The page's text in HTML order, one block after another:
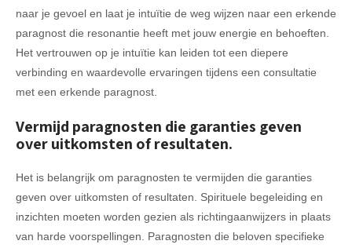
naar je gevoel en laat je intuïtie de weg wijzen naar een erkende
paragnost die resonantie heeft met jouw energie en behoeften.
Het vertrouwen op je intuïtie kan leiden tot een diepere
verbinding en waardevolle ervaringen tijdens een consultatie
met een erkende paragnost.
Vermijd paragnosten die garanties geven
over uitkomsten of resultaten.
Het is belangrijk om paragnosten te vermijden die garanties
geven over uitkomsten of resultaten. Spirituele begeleiding en
inzichten moeten worden gezien als richtingaanwijzers in plaats
van harde voorspellingen. Paragnosten die beloven specifieke